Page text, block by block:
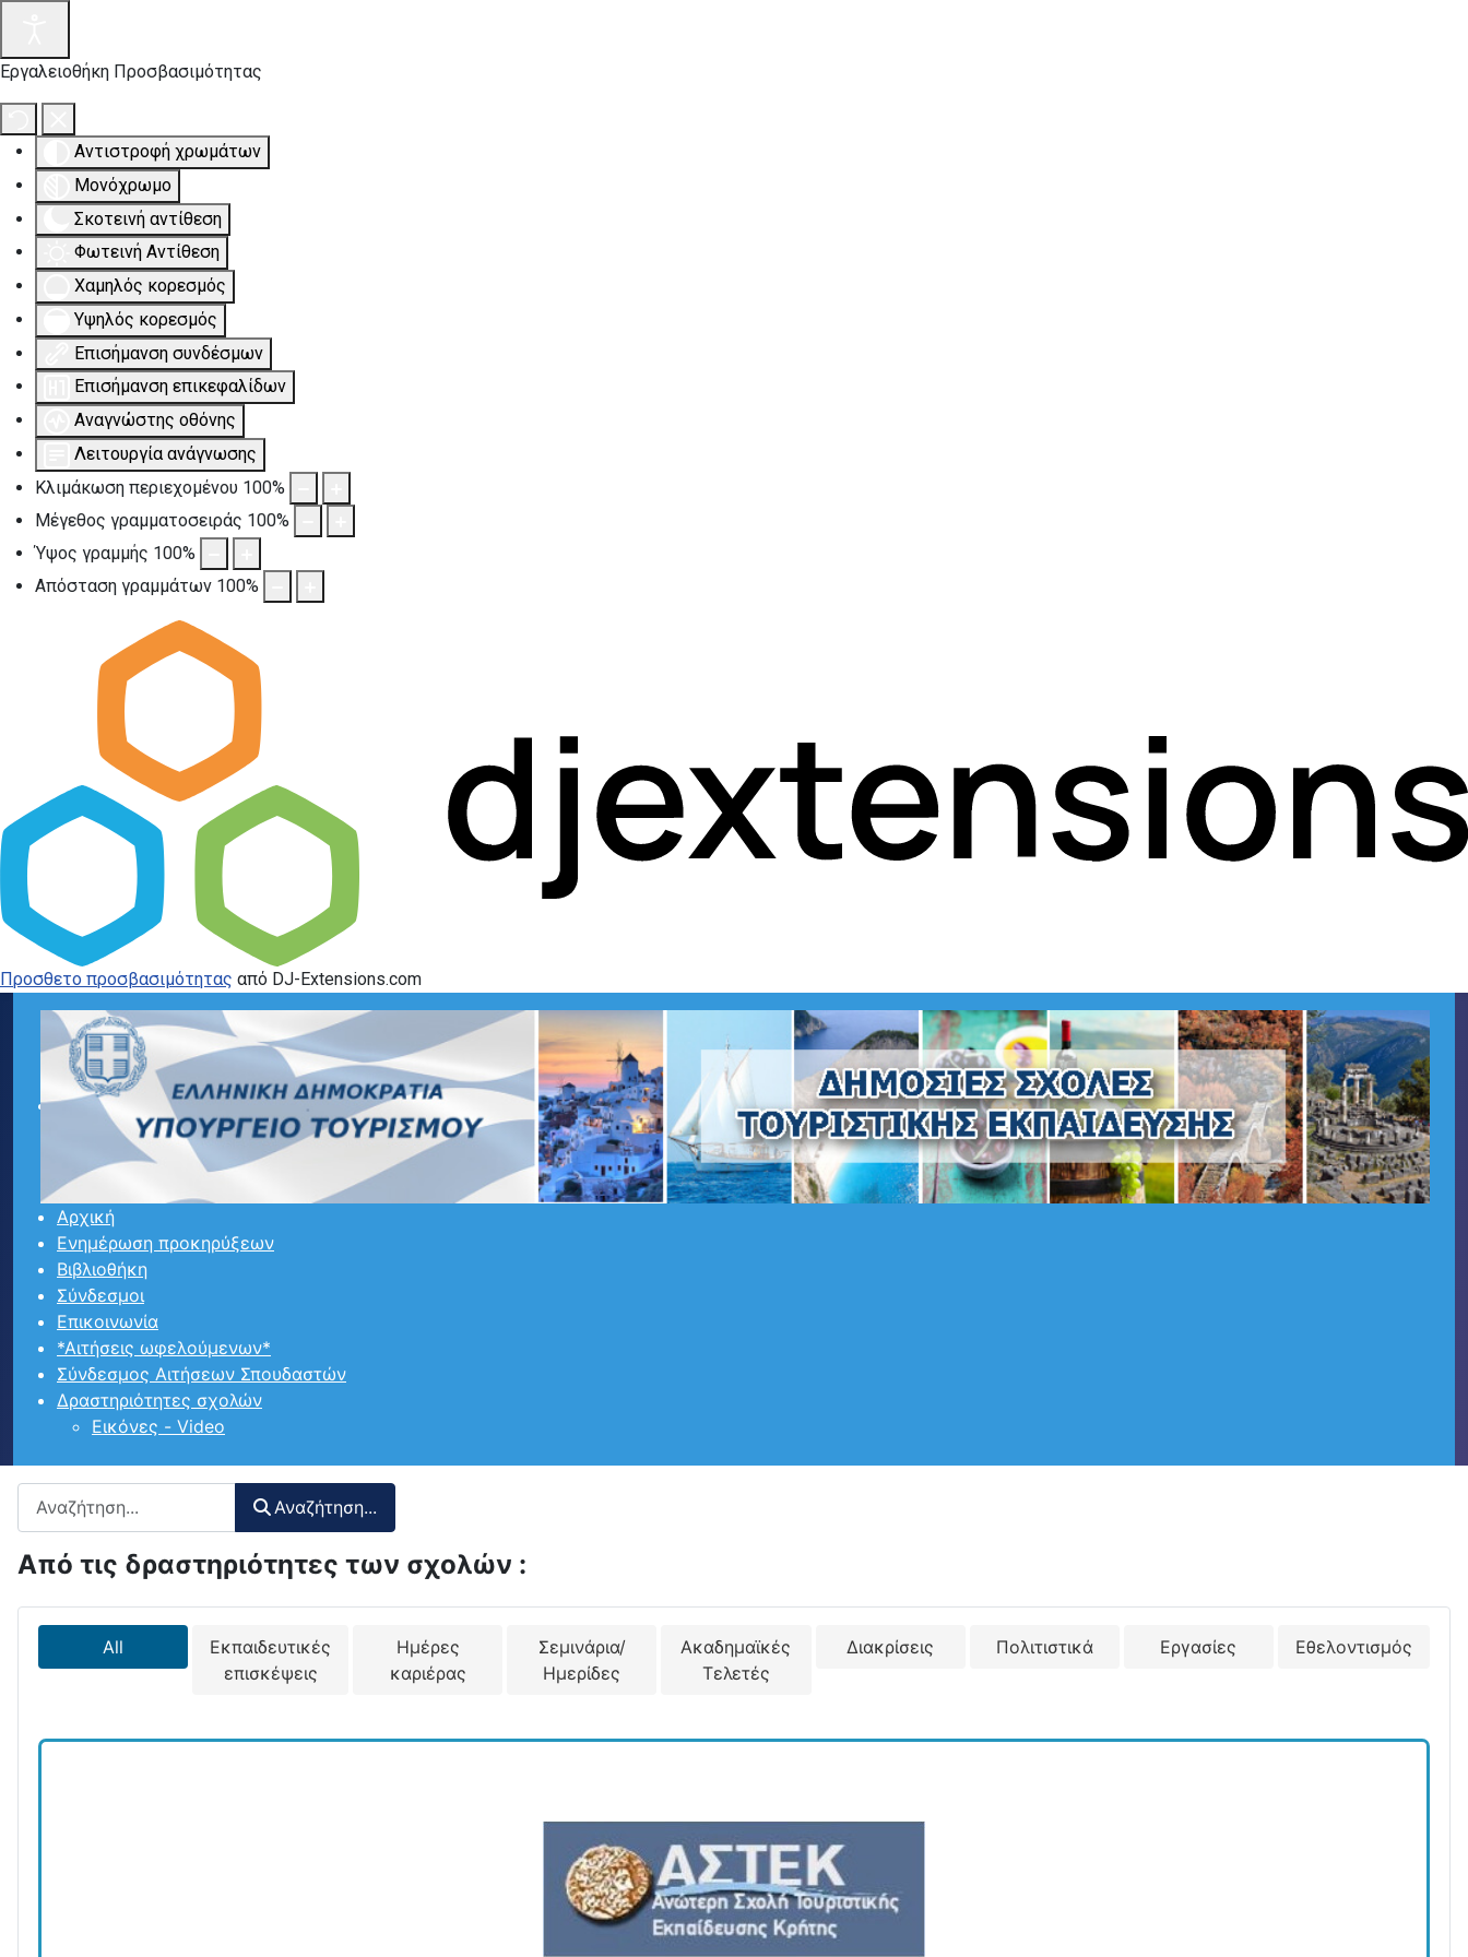
Εργαλειοθήκη Προσβασιμότητας
Αντιστροφή χρωμάτων
Μονόχρωμο
Σκοτεινή αντίθεση
Φωτεινή Αντίθεση
Χαμηλός κορεσμός
Υψηλός κορεσμός
Επισήμανση συνδέσμων
Επισήμανση επικεφαλίδων
Αναγνώστης οθόνης
Λειτουργία ανάγνωσης
Κλιμάκωση περιεχομένου 100%
Μέγεθος γραμματοσειράς 100%
Ύψος γραμμής 100%
Απόσταση γραμμάτων 100%
Προσθετο προσβασιμότητας από DJ-Extensions.com
Αρχική
Ενημέρωση προκηρύξεων
Βιβλιοθήκη
Σύνδεσμοι
Επικοινωνία
*Αιτήσεις ωφελούμενων*
Σύνδεσμος Αιτήσεων Σπουδαστών
Δραστηριότητες σχολών
Εικόνες - Video
Αναζήτηση περιεχομένου :
Αναζήτηση...
Από τις δραστηριότητες των σχολών :
All
Εκπαιδευτικές
επισκέψεις
Ημέρες
καριέρας
Σεμινάρια/
Ημερίδες
Ακαδημαϊκές
Τελετές
Διακρίσεις Πολιτιστικά Εργασίες Εθελοντισμός